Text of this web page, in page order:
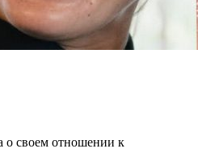
о своем отношении к